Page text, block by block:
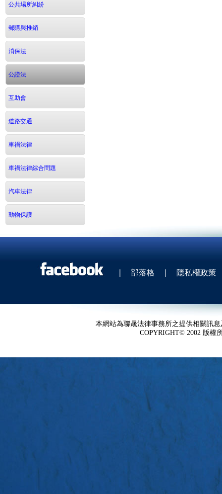
公共場所糾紛
郵購與推銷
消保法
公證法
互助會
道路交通
車禍法律
車禍法律綜合問題
汽車法律
動物保護
| 部落格 | 隱私權政策
本網站為聯晟法律事務所之提供相關訊
COPYRIGHT© 2002 版權